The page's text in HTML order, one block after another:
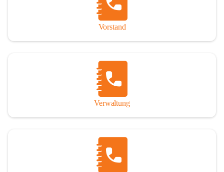
Vorstand
Verwaltung